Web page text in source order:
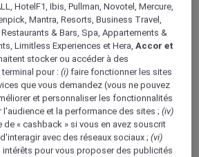
langue
ci-dessous
HotelF1, Ibis, Pullman, Novotel, Mercure,
Mantra, Resorts, Business Travel,
& Bars, Spa, Appartements &
Limitless Experiences et Hera,Accor et
stocker ou accéder à des
pour :(i) faire fonctionner les sites
que vous demandez (vous ne pouvez
et personnaliser les fonctionnalités
l'audience et la performance des sites ;(iv)
de « cashback » si vous en avez souscrit
avec des réseaux sociaux ;(vi)
intérêts pour vous proposer des publicités